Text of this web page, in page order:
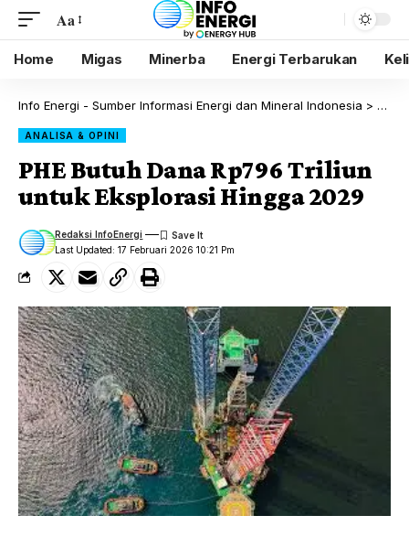
Aa
Home Migas Minerba Energi Terbarukan
Info Energi - Sumber Informasi Energi dan Mineral Indonesia > Blog
ANALISA & OPINI
PHE Butuh Dana Rp796 Triliun
untuk Eksplorasi Hingga 2029
Last Updated: 17 Februari 2026 10:21 Pm
Redaksi InfoEnergi